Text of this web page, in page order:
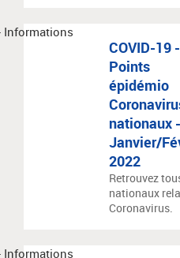
COVID-19 -
Points
épidémio
nationaux -
Janvier/
2022
Retrouvez
nationaux
Coronavirus.